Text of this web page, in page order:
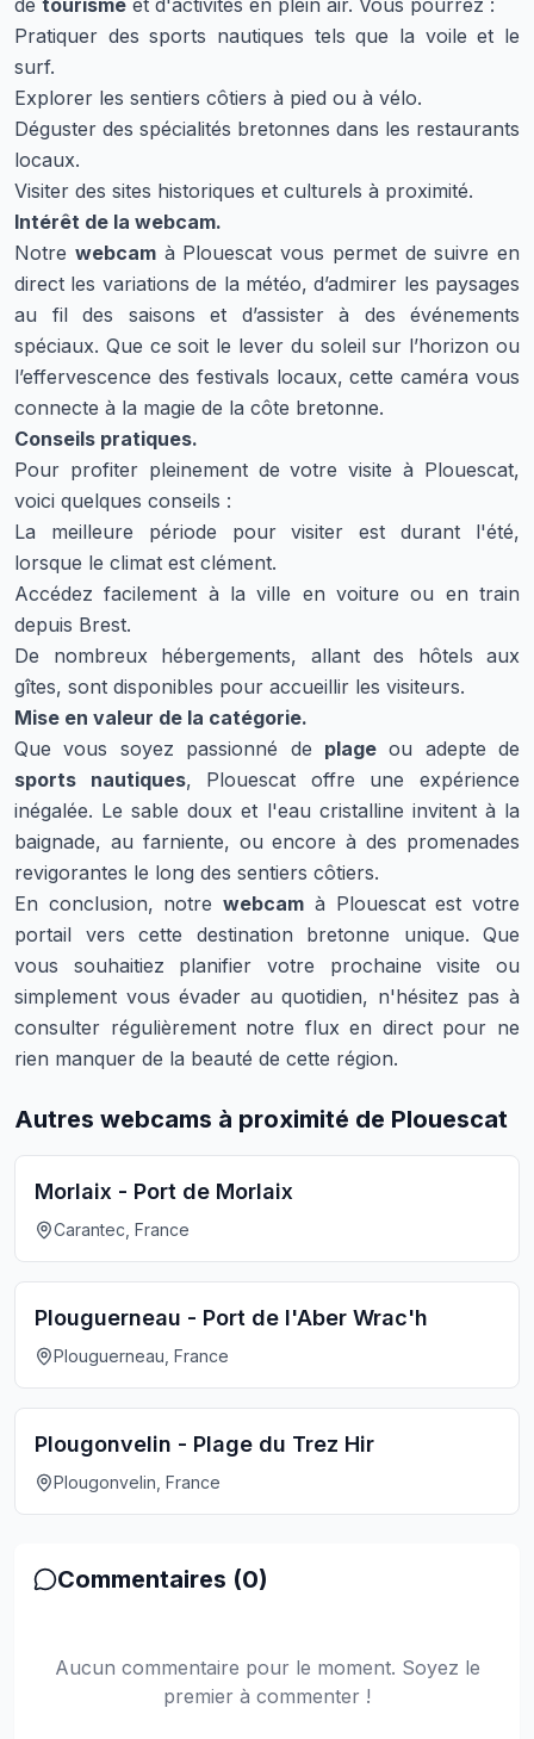
de tourisme et d'activités en plein air. Vous pourrez :
Pratiquer des sports nautiques tels que la voile et le
surf.
Explorer les sentiers côtiers à pied ou à vélo.
Déguster des spécialités bretonnes dans les restaurants
locaux.
Visiter des sites historiques et culturels à proximité.
Intérêt de la webcam.
Notre webcamà Plouescat vous permet de suivre en
direct les variations de la météo, d’admirer les paysages
au fil des saisons et d’assister à des événements
spéciaux. Que ce soit le lever du soleil sur l’horizon ou
l’effervescence des festivals locaux, cette caméra vous
connecte à la magie de la côte bretonne.
Conseils pratiques.
Pour profiter pleinement de votre visite à Plouescat,
voici quelques conseils :
La meilleure période pour visiter est durant l'été,
lorsque le climat est clément.
Accédez facilement à la ville en voiture ou en train
depuis Brest.
De nombreux hébergements, allant des hôtels aux
gîtes, sont disponibles pour accueillir les visiteurs.
Mise en valeur de la catégorie.
Que vous soyez passionné de plageou adepte de
sports nautiques, Plouescat offre une expérience
inégalée. Le sable doux et l'eau cristalline invitent à la
baignade, au farniente, ou encore à des promenades
revigorantes le long des sentiers côtiers.
En conclusion, notrewebcam à Plouescat est votre
portail vers cette destination bretonne unique. Que
vous souhaitiez planifier votre prochaine visite ou
simplement vous évader au quotidien, n'hésitez pas à
consulter régulièrement notre flux en direct pour ne
rien manquer de la beauté de cette région.
Autres webcams à proximité de Plouescat
Morlaix - Port de Morlaix
Carantec, France
Plouguerneau - Port de l'Aber Wrac'h
Plouguerneau, France
Plougonvelin - Plage du Trez Hir
Plougonvelin, France
Commentaires (0)
Aucun commentaire pour le moment. Soyez le
premier à commenter !